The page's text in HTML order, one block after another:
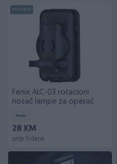
PIK SHOP
Fenix ALC-03 rotacioni
nosač lampe za opasač
Novo
28 KM
prije 11 dana